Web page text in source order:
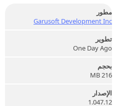
مطور
Garusoft Development Inc
تطوير
One Day Ago
بحجم
216 MB
الإصدار
1.047.12